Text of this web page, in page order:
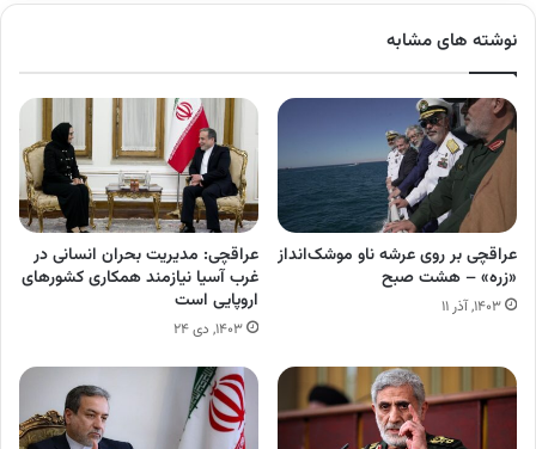
نوشته های مشابه
عراقچی بر روی عرشه ناو موشک‌انداز
«زره» – هشت صبح
۱۴۰۳, آذر ۱۱
عراقچی: مدیریت بحران انسانی در
غرب آسیا نیازمند همکاری‌ کشورهای
اروپایی است
۱۴۰۳, دی ۲۴